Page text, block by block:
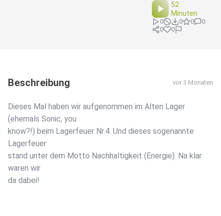
52
Minuten
0 0 0
0
0
0
Beschreibung vor 3 Monaten
Dieses Mal haben wir aufgenommen im Alten Lager
(ehemals Sonic, you
know?!) beim Lagerfeuer Nr.4. Und dieses sogenannte
Lagerfeuer
stand unter dem Motto Nachhaltigkeit (Energie). Na klar
waren wir
da dabei!